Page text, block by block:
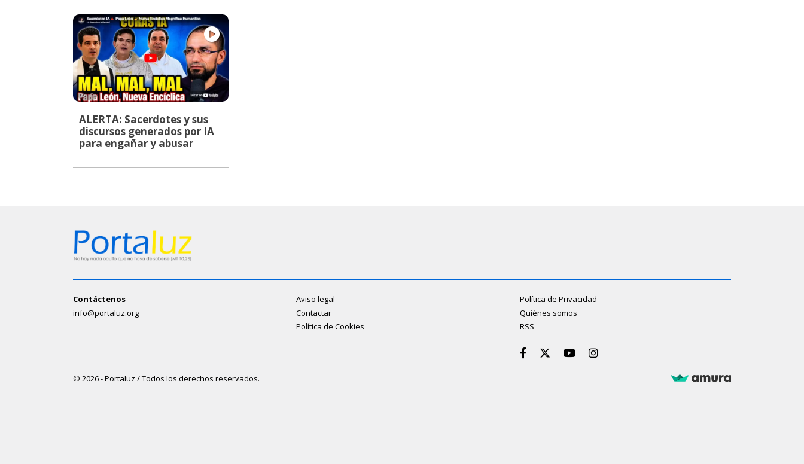
ALERTA: Sacerdotes y sus
discursos generados por IA
para engañar y abusar
Contáctenos
info@portaluz.org
Aviso legal
Contactar
Política de Cookies
Política de Privacidad
Quiénes somos
RSS
© 2026 - Portaluz / Todos los derechos reservados.